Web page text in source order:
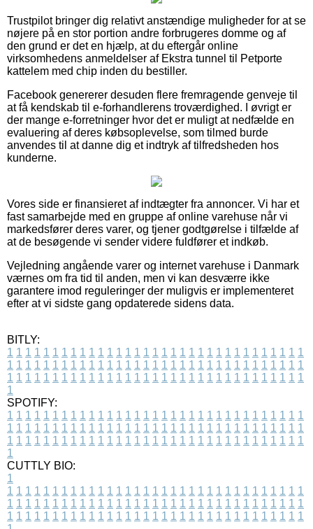
Trustpilot bringer dig relativt anstændige muligheder for at se
nøjere på en stor portion andre forbrugeres domme og af
den grund er det en hjælp, at du eftergår online
virksomhedens anmeldelser af Ekstra tunnel til Petporte
kattelem med chip inden du bestiller.
Facebook genererer desuden flere fremragende genveje til
at få kendskab til e-forhandlerens troværdighed. I øvrigt er
der mange e-forretninger hvor det er muligt at nedfælde en
evaluering af deres købsoplevelse, som tilmed burde
anvendes til at danne dig et indtryk af tilfredsheden hos
kunderne.
Vores side er finansieret af indtægter fra annoncer. Vi har et
fast samarbejde med en gruppe af online varehuse når vi
markedsfører deres varer, og tjener godtgørelse i tilfælde af
at de besøgende vi sender videre fuldfører et indkøb.
Vejledning angående varer og internet varehuse i Danmark
værnes om fra tid til anden, men vi kan desværre ikke
garantere imod reguleringer der muligvis er implementeret
efter at vi sidste gang opdaterede sidens data.
BITLY:
1 1 1 1 1 1 1 1 1 1 1 1 1 1 1 1 1 1 1 1 1 1 1 1 1 1 1 1 1 1 1 1 1
1 1 1 1 1 1 1 1 1 1 1 1 1 1 1 1 1 1 1 1 1 1 1 1 1 1 1 1 1 1 1 1 1
1 1 1 1 1 1 1 1 1 1 1 1 1 1 1 1 1 1 1 1 1 1 1 1 1 1 1 1 1 1 1 1 1
1
SPOTIFY:
1 1 1 1 1 1 1 1 1 1 1 1 1 1 1 1 1 1 1 1 1 1 1 1 1 1 1 1 1 1 1 1 1
1 1 1 1 1 1 1 1 1 1 1 1 1 1 1 1 1 1 1 1 1 1 1 1 1 1 1 1 1 1 1 1 1
1 1 1 1 1 1 1 1 1 1 1 1 1 1 1 1 1 1 1 1 1 1 1 1 1 1 1 1 1 1 1 1 1
1
CUTTLY BIO:
1
1 1 1 1 1 1 1 1 1 1 1 1 1 1 1 1 1 1 1 1 1 1 1 1 1 1 1 1 1 1 1 1 1
1 1 1 1 1 1 1 1 1 1 1 1 1 1 1 1 1 1 1 1 1 1 1 1 1 1 1 1 1 1 1 1 1
1 1 1 1 1 1 1 1 1 1 1 1 1 1 1 1 1 1 1 1 1 1 1 1 1 1 1 1 1 1 1 1 1